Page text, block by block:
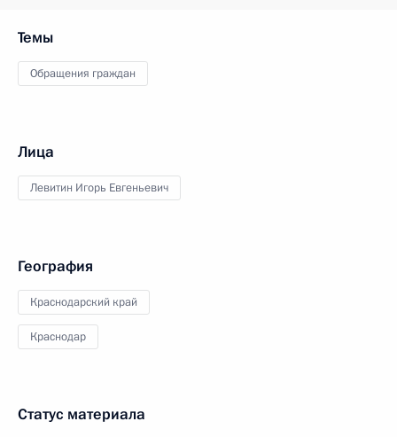
Темы
Обращения граждан
Лица
Левитин Игорь Евгеньевич
География
Краснодарский край
Краснодар
Статус материала